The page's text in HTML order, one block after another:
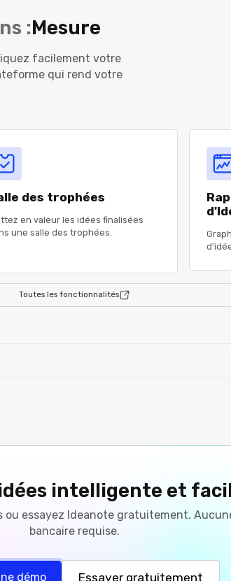
:Mesure
facilement votre
qui rend votre
des trophées
en valeur les idées finalisées
une salle des trophées.
Toutes les fonctionnalités
intelligente et
ou essayez Ideanote gratuitement.
bancaire requise.
démo Essayer gratuitement